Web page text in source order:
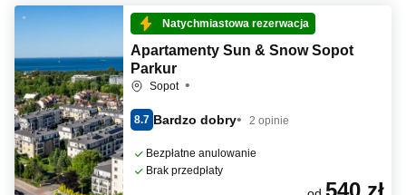
Natychmiastowa rezerwacja
Apartamenty Sun & Snow Sopot
Parkur
Sopot
8.7 Bardzo dobry 2 opinie
Bezpłatne anulowanie
Brak przedpłaty
540 zł